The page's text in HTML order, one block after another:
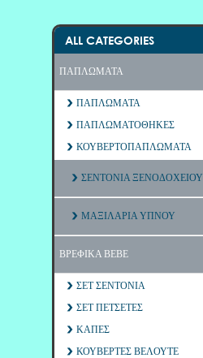
ALL CATEGORIES
ΠΑΠΛΩΜΑΤΑ
ΠΑΠΛΩΜΑΤΑ
ΠΑΠΛΩΜΑΤΟΘΗΚΕΣ
ΚΟΥΒΕΡΤΟΠΑΠΛΩΜΑΤΑ
ΣΕΝΤΟΝΙΑ ΞΕΝΟΔΟΧΕΙΟΥ
ΜΑΞΙΛΑΡΙΑ ΥΠΝΟΥ
ΒΡΕΦΙΚΑ ΒΕΒΕ
ΣΕΤ ΣΕΝΤΟΝΙΑ
ΣΕΤ ΠΕΤΣΕΤΕΣ
ΚΑΠΕΣ
ΚΟΥΒΕΡΤΕΣ ΒΕΛΟΥΤΕ